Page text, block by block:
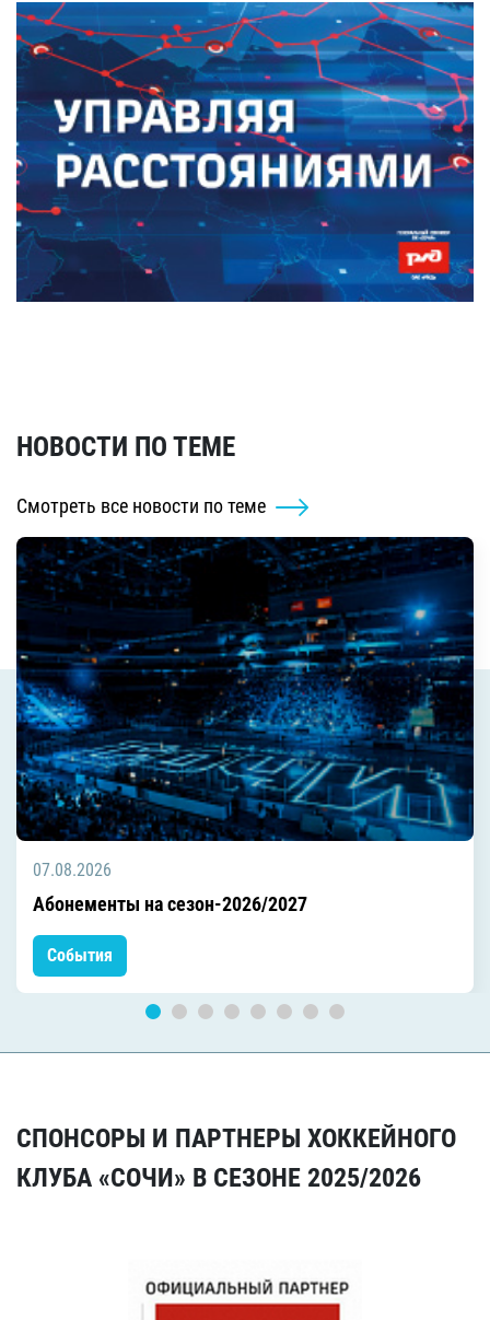
НОВОСТИ ПО ТЕМЕ
Смотреть все новости по теме
07.08.2026
Абонементы на сезон-2026/2027
События
СПОНСОРЫ И ПАРТНЕРЫ ХОККЕЙНОГО
КЛУБА «СОЧИ» В СЕЗОНЕ 2025/2026